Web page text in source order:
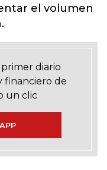
el volumen
diario
financiero de
un clic